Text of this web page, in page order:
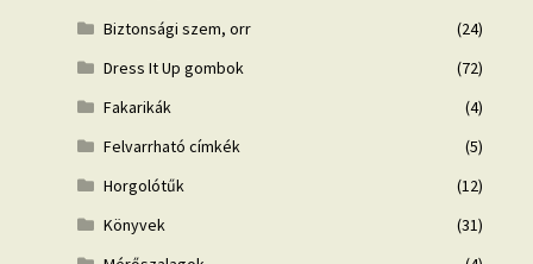
Biztonsági szem, orr
(24)
Dress It Up gombok
(72)
Fakarikák
(4)
Felvarrható címkék
(5)
Horgolótűk
(12)
Könyvek
(31)